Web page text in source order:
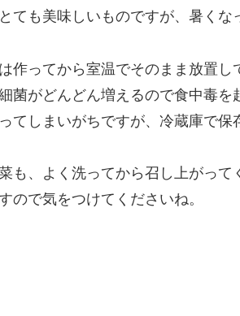
ても美味しいものですが、暑くな
作ってから室温でそのまま放置
菌がどんどん増えるので食中毒
てしまいがちですが、冷蔵庫で保
も、よく洗ってから召し上がっ
ので気をつけてくださいね。